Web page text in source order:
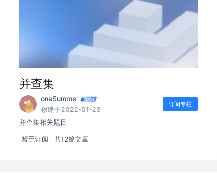
并查集
oneSummer
创建于2022-01-23
订阅专栏
并查集相关题目
暂无订阅 共12篇文章